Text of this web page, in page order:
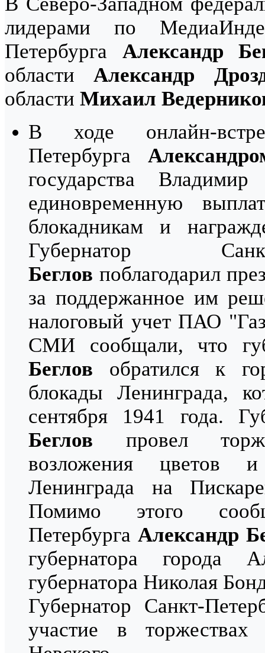
лидерами по
Петербурга Александр
областиАлександр
области Михаил
В ходе онлайн-
Петербурга
государства
единовременную
блокадникам и
Губернатор
Беглов поблагодарил
за поддержанное им
налоговый учет ПАО
СМИ сообщали, что
Беглов обратился к
блокады Ленинграда,
сентября 1941 года.
Беглов провел
возложения цветов
Ленинграда на
Помимо этого
ПетербургаАлександр
губернатора города
губернатора Николая
Губернатор Санкт-
участие в